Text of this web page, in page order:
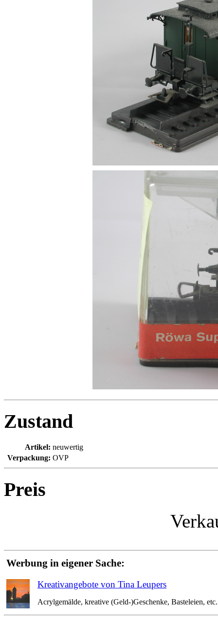
Zustand
Artikel: neuwertig
Verpackung: OVP
Preis
Werbung in eigener Sache:
Kreativangebote von Tina Leupers
Acrylgemälde, kreative (Geld-)Geschenke, Basteleien,